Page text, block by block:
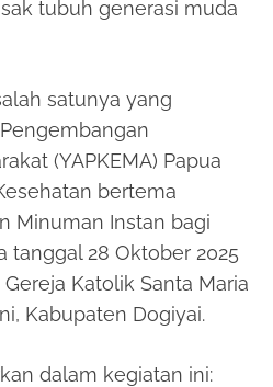
tubuh generasi muda
satunya yang
(YAPKEMA) Papua
bertema
Minuman Instan bagi
tanggal 28 Oktober 2025
Katolik Santa Maria
Kabupaten Dogiyai.
dalam kegiatan ini: